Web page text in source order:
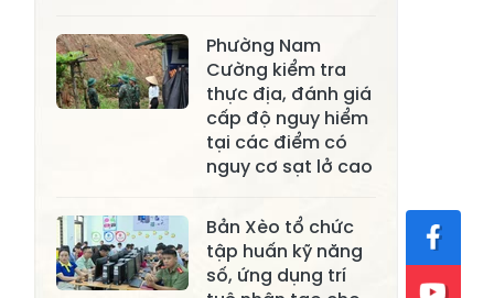
Xã Đông
Cuông
Xã Tân Hợp
Xã Xuân Ái
Xã Lâm
Xã Lục Yên
Xã Tân Lĩnh
Xã Khánh Hòa
Xã Phúc Lợi
Phường Nam
Cường kiểm tra
thực địa, đánh giá
cấp độ nguy hiểm
tại các điểm có
nguy cơ sạt lở cao
Bản Xèo tổ chức
tập huấn kỹ năng
số, ứng dụng trí